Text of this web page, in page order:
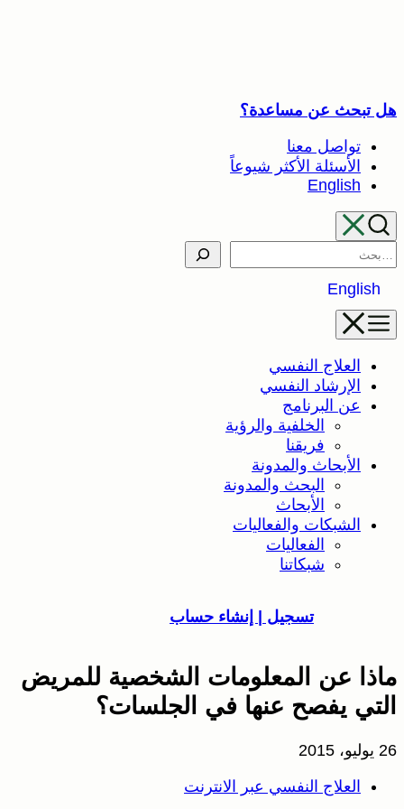
هل تبحث عن مساعدة؟
تواصل معنا
الأسئلة الأكثر شيوعاً
English
Search
English
العلاج النفسي
الإرشاد النفسي
عن البرنامج
الخلفية والرؤية
فريقنا
الأبحاث والمدونة
البحث والمدونة
الأبحاث
الشبكات والفعاليات
الفعاليات
شبكاتنا
تسجيل | إنشاء حساب
ماذا عن المعلومات الشخصية للمريض
التي يفصح عنها في الجلسات؟
26 يوليو، 2015
العلاج النفسي عبر الانترنت